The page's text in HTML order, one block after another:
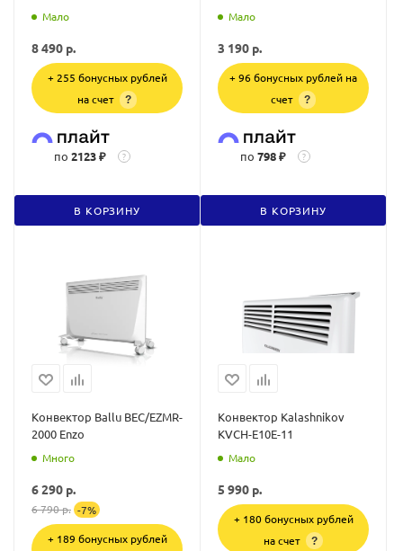
Мало
8 490 р.
+ 255 бонусных рублей
на счет
?
по 2123 ₽ ?
В КОРЗИНУ
Мало
3 190 р.
+ 96 бонусных рублей на
счет
?
по 798 ₽ ?
В КОРЗИНУ
Конвектор Ballu BEC/EZMR-
2000 Enzo
Много
6 290 р.
6 790р. -7%
+ 189 бонусных рублей
Конвектор Kalashnikov
KVCH-E10E-11
Мало
5 990 р.
+ 180 бонусных рублей
на счет
?